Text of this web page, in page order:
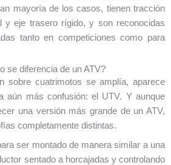
mayoría de los casos, tienen tracción
y eje trasero rígido, y son reconocidas
tanto en competiciones como para
se diferencia de un ATV?
sobre cuatrimotos se amplía, aparece
aún más confusión: el UTV. Y aunque
una versión más grande de un ATV,
completamente distintas.
ser montado de manera similar a una
sentado a horcajadas y controlando